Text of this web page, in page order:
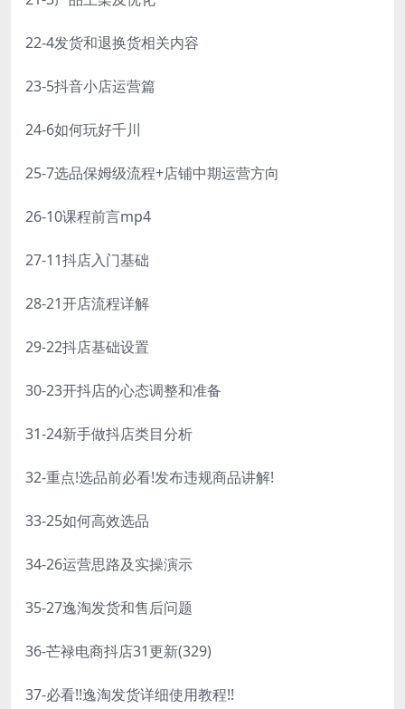
22-4发货和退换货相关内容
23-5抖音小店运营篇
24-6如何玩好千川
25-7选品保姆级流程+店铺中期运营方向
26-10课程前言mp4
27-11抖店入门基础
28-21开店流程详解
29-22抖店基础设置
30-23开抖店的心态调整和准备
31-24新手做抖店类目分析
32-重点!选品前必看!发布违规商品讲解!
33-25如何高效选品
34-26运营思路及实操演示
35-27逸淘发货和售后问题
36-芒禄电商抖店31更新(329)
37-必看!!逸淘发货详细使用教程!!